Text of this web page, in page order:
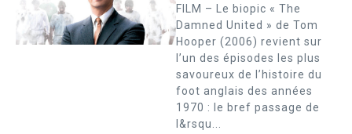
FILM – Le biopic « The
Damned United » de Tom
Hooper (2006) revient sur
l’un des épisodes les plus
savoureux de l’histoire du
foot anglais des années
1970 : le bref passage de
l&rsqu...